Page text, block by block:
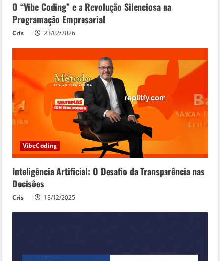
O “Vibe Coding” e a Revolução Silenciosa na
Programação Empresarial
Cris 23/02/2026
VibeCoding
Inteligência Artificial: O Desafio da Transparência nas
Decisões
Cris 18/12/2025